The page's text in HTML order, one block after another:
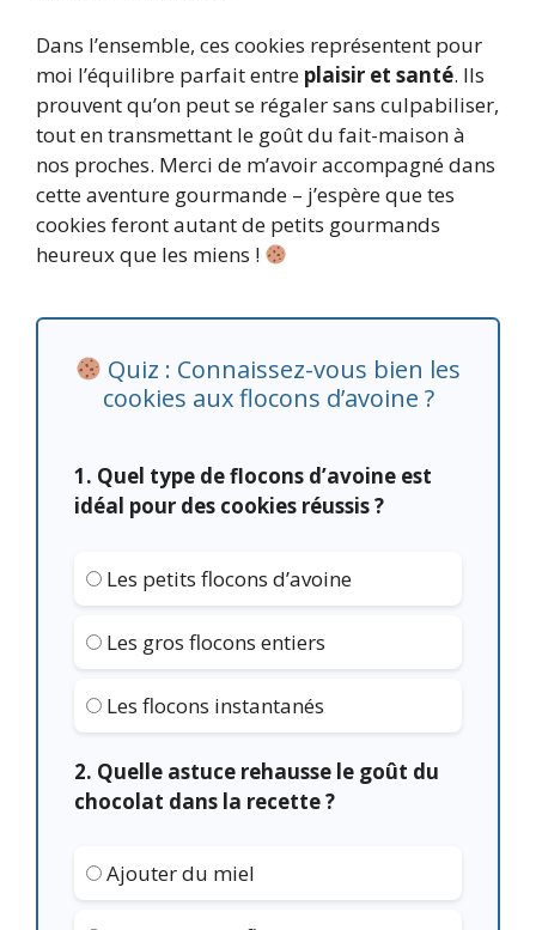
Dans l’ensemble, ces cookies représentent pour
moi l’équilibre parfait entre plaisir et santé. Ils
prouvent qu’on peut se régaler sans culpabiliser,
tout en transmettant le goût du fait-maison à
nos proches. Merci de m’avoir accompagné dans
cette aventure gourmande – j’espère que tes
cookies feront autant de petits gourmands
heureux que les miens !
Quiz : Connaissez-vous bien les
cookies aux flocons d’avoine ?
1. Quel type de flocons d’avoine est
idéal pour des cookies réussis ?
Les petits flocons d’avoine
Les gros flocons entiers
Les flocons instantanés
2. Quelle astuce rehausse le goût du
chocolat dans la recette ?
Ajouter du miel